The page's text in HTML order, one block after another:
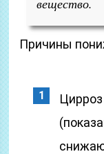
вещество.
Причины